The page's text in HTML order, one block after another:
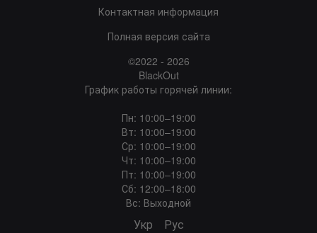
Контактная информация
Полная версия сайта
©2022 - 2026
BlackOut
График работы горячей линии:
Пн: 10:00–19:00
Вт: 10:00–19:00
Ср: 10:00–19:00
Чт: 10:00–19:00
Пт: 10:00–19:00
Сб: 12:00–18:00
Вс: Выходной
Укр Рус